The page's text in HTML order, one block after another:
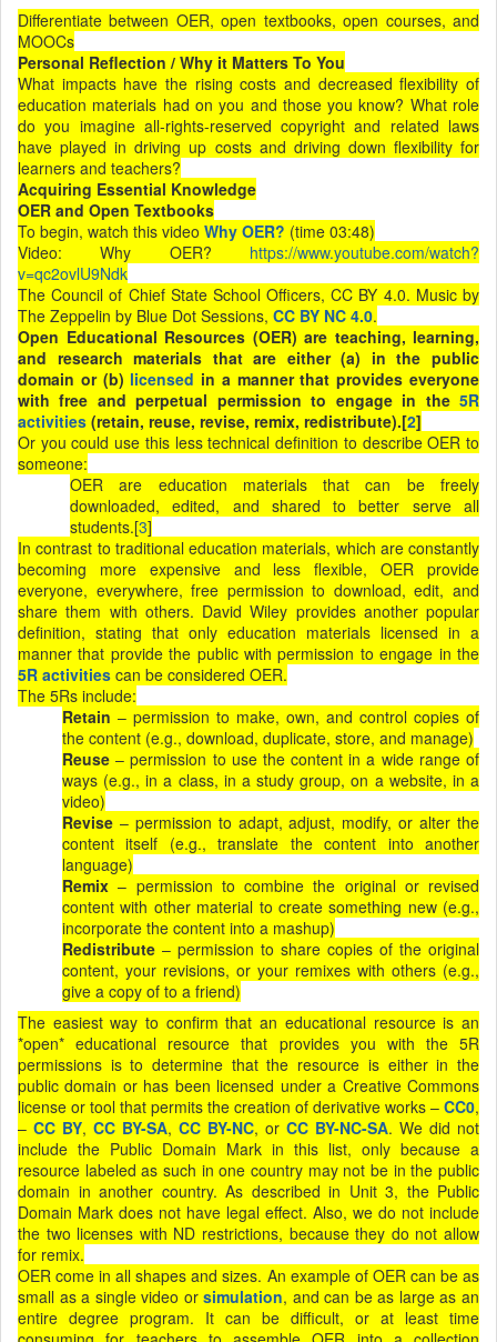
Differentiate between OER, open textbooks, open courses, and
MOOCs
Personal Reflection / Why it Matters To You
What impacts have the rising costs and decreased flexibility of
education materials had on you and those you know? What role
do you imagine all-rights-reserved copyright and related laws
have played in driving up costs and driving down flexibility for
learners and teachers?
Acquiring Essential Knowledge
OER and Open Textbooks
To begin, watch this video Why OER? (time 03:48)
Video: Why OER? https://www.youtube.com/watch?
v=qc2ovlU9Ndk
The Council of Chief State School Officers, CC BY 4.0. Music by
The Zeppelin by Blue Dot Sessions, CC BY NC 4.0.
Open Educational Resources (OER) are teaching, learning,
and research materials that are either (a) in the public
domain or (b) licensed in a manner that provides everyone
with free and perpetual permission to engage in the 5R
activities (retain, reuse, revise, remix, redistribute).[2]
Or you could use this less technical definition to describe OER to
someone:
OER are education materials that can be freely
downloaded, edited, and shared to better serve all
students.[3]
In contrast to traditional education materials, which are constantly
becoming more expensive and less flexible, OER provide
everyone, everywhere, free permission to download, edit, and
share them with others. David Wiley provides another popular
definition, stating that only education materials licensed in a
manner that provide the public with permission to engage in the
5R activities can be considered OER.
The 5Rs include:
Retain – permission to make, own, and control copies of
the content (e.g., download, duplicate, store, and manage)
Reuse – permission to use the content in a wide range of
ways (e.g., in a class, in a study group, on a website, in a
video)
Revise – permission to adapt, adjust, modify, or alter the
content itself (e.g., translate the content into another
language)
Remix – permission to combine the original or revised
content with other material to create something new (e.g.,
incorporate the content into a mashup)
Redistribute – permission to share copies of the original
content, your revisions, or your remixes with others (e.g.,
give a copy of to a friend)
The easiest way to confirm that an educational resource is an
*open* educational resource that provides you with the 5R
permissions is to determine that the resource is either in the
public domain or has been licensed under a Creative Commons
license or tool that permits the creation of derivative works – CC0,
– CC BY, CC BY-SA, CC BY-NC, or CC BY-NC-SA. We did not
include the Public Domain Mark in this list, only because a
resource labeled as such in one country may not be in the public
domain in another country. As described in Unit 3, the Public
Domain Mark does not have legal effect. Also, we do not include
the two licenses with ND restrictions, because they do not allow
for remix.
OER come in all shapes and sizes. An example of OER can be as
small as a single video orsimulation, and can be as large as an
entire degree program. It can be difficult, or at least time